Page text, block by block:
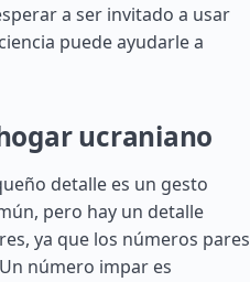
a ser invitado a usar
puede ayudarle a
ucraniano
detalle es un gesto
pero hay un detalle
ya que los números pares
número impar es